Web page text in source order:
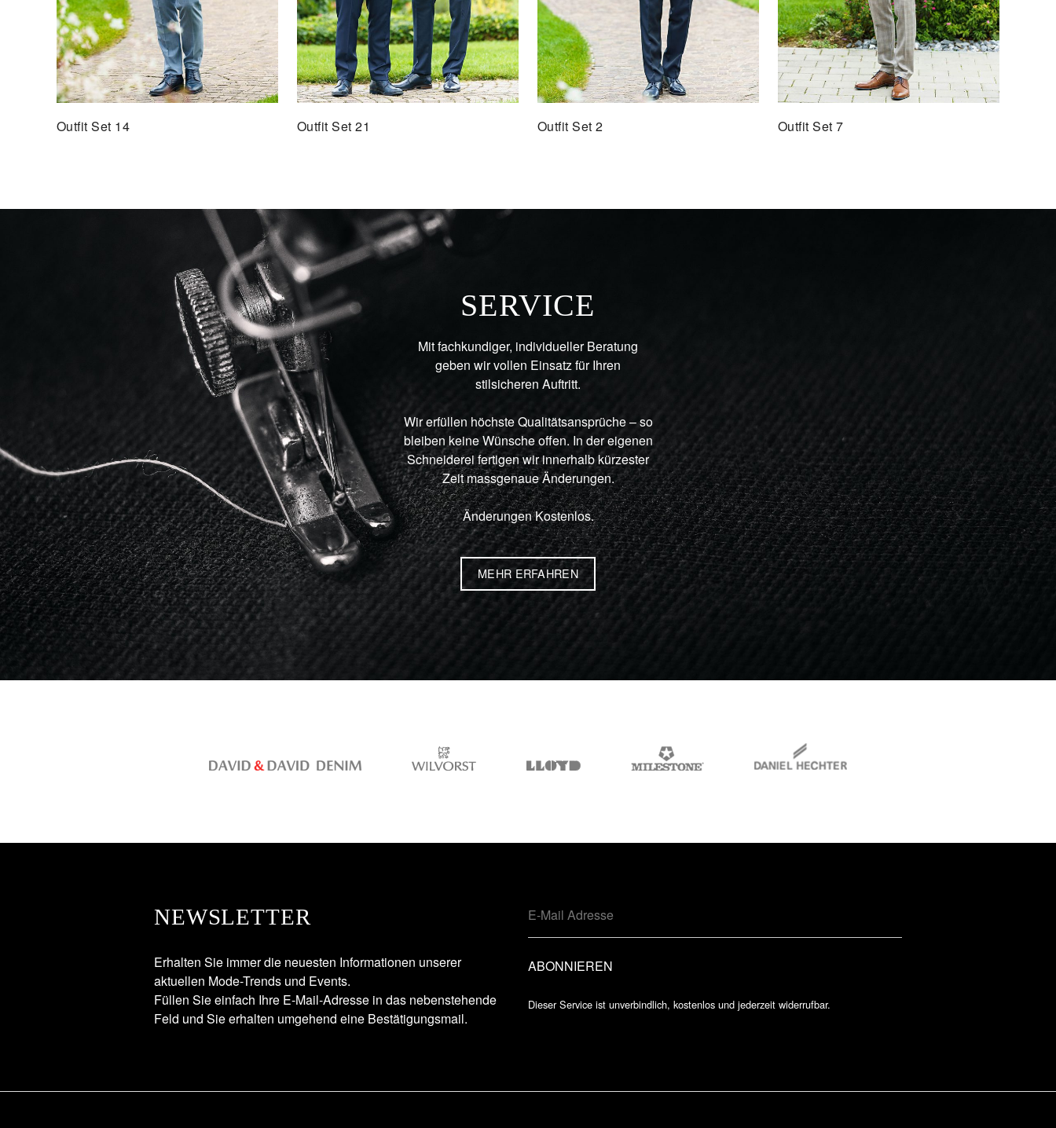
Outfit Set 14 Outfit Set 21 Outfit Set 2 Outfit Set 7
SERVICE
Mit fachkundiger, individueller Beratung
geben wir vollen Einsatz für Ihren
stilsicheren Auftritt.
Wir erfüllen höchste Qualitätsansprüche – so
bleiben keine Wünsche offen. In der eigenen
Schneiderei fertigen wir innerhalb kürzester
Zeit massgenaue Änderungen.
Änderungen Kostenlos.
MEHR ERFAHREN
NEWSLETTER
Erhalten Sie immer die neuesten Informationen unserer
aktuellen Mode-Trends und Events.
Füllen Sie einfach Ihre E-Mail-Adresse in das nebenstehende
Feld und Sie erhalten umgehend eine Bestätigungsmail.
Dieser Service ist unverbindlich, kostenlos und jederzeit widerrufbar.